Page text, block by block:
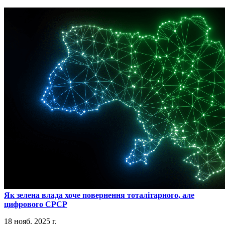
​Як зелена влада хоче повернення тоталітарного, але
цифрового СРСР
18 нояб. 2025 г.